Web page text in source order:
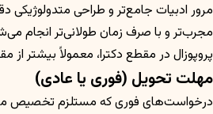
مرور ادبیات جامع‌تر و طراحی
مجرب‌تر و با صرف زمان طولانی‌تر انجام
پروپوزال در مقطع دکترا، معمولاً بیشتر
مهلت تحویل (فوری یا عادی)
درخواست‌های فوری که مستلزم تخصیص